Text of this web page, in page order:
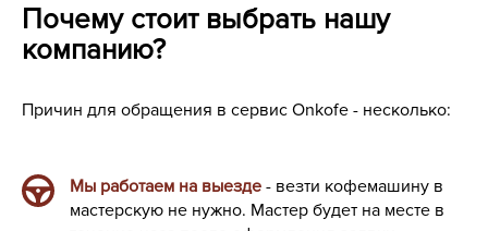
Почему стоит выбрать нашу
компанию?
Причин для обращения в сервис Onkofe - несколько:
Мы работаем на выезде - везти кофемашину в
мастерскую не нужно. Мастер будет на месте в